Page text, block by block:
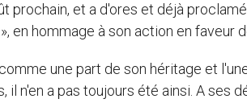
prochain, et a d'ores et déjà
en hommage à son action en faveur
une part de son héritage et
n'en a pas toujours été ainsi. A ses